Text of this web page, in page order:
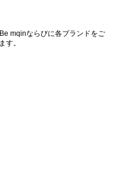
mqinならびに各ブランドをご
す。